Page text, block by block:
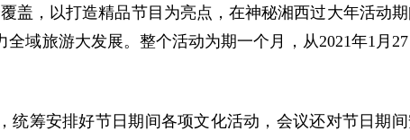
盖，以打造精品节目为亮点，在神秘湘西过大年活动期
域旅游大发展。整个活动为期一个月，从2021年1月27
统筹安排好节日期间各项文化活动，会议还对节日期